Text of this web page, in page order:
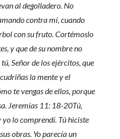
al degolladero. No
contra mí, cuando
con su fruto. Cortémoslo
y que de su nombre no
Señor de los ejércitos, que
la mente y el
te vengas de ellos, porque
Jeremías 11: 18-20Tú,
yo lo comprendí. Tú hiciste
obras. Yo parecía un